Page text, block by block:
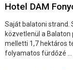
Hotel DAM
Saját balatoni strand.
közvetlenül a
melletti 1,7 hektáros
folyamatos fürdőzé ...